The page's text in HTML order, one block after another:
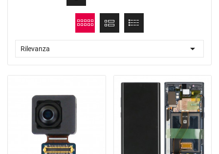
Rilevanza 